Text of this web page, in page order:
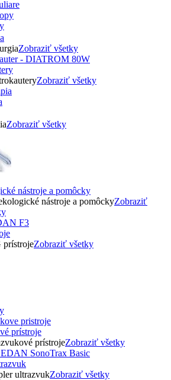
Zobraziť všetky
Zobraziť všetky
Zobraziť všetky
nástroje a pomôcky
nástroje a pomôckyZobraziť
prístrojeZobraziť všetky
prístroje
prístrojeZobraziť všetky
ultrazvukZobraziť všetky